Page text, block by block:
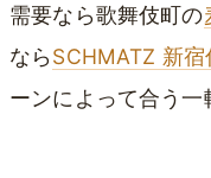
需要なら歌舞伎町の
ならSCHMATZ 新
ーンによって合う一